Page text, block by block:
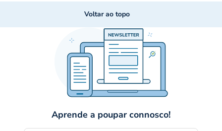
Voltar ao topo
Aprende a poupar connosco!